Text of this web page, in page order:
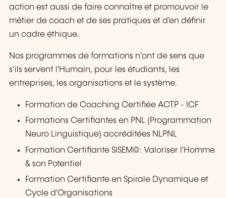
action est aussi de faire connaître et promouvoir le
métier de coach et de ses pratiques et d'en définir
un cadre éthique.
Nos programmes de formations n’ont de sens que
s’ils servent l'Humain, pour les étudiants, les
entreprises, les organisations et le système.
Formation de Coaching Certifiée ACTP - ICF
Formations Certifiantes en PNL (Programmation
Neuro Linguistique) accréditées NLPNL
Formation Certifiante SISEM©: Valoriser l'Homme
& son Potentiel
Formation Certifiante en Spirale Dynamique et
Cycle d'Organisations